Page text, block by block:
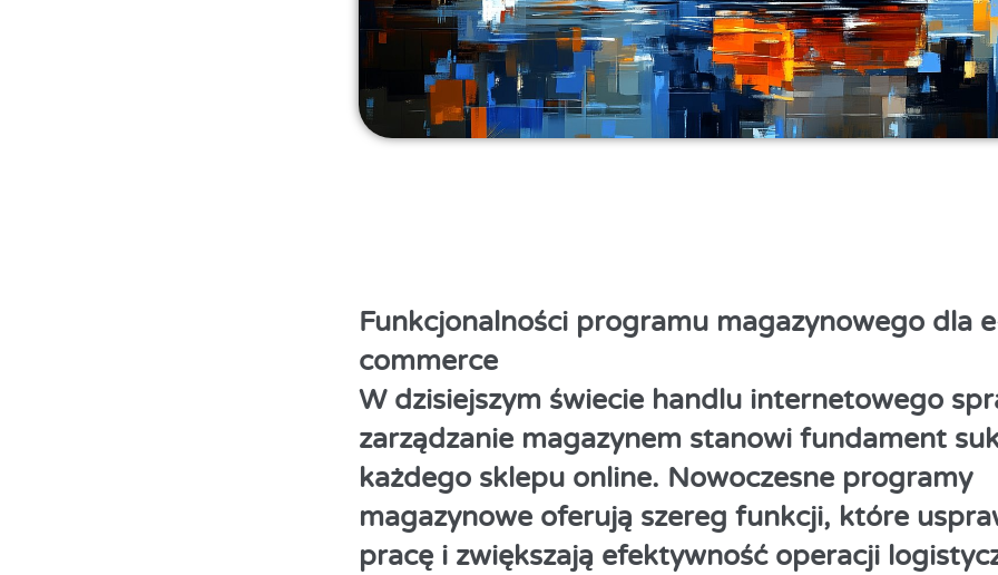
Funkcjonalności programu magazynowego dla
commerce
W dzisiejszym świecie handlu internetowego
zarządzanie magazynem stanowi fundament
każdego sklepu online. Nowoczesne programy
magazynowe oferują szereg funkcji, które
pracę i zwiększają efektywność operacji